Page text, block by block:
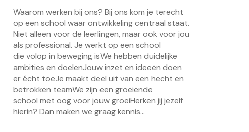
Waarom werken bij ons? Bij ons kom je terecht
op een school waar ontwikkeling centraal staat.
Niet alleen voor de leerlingen, maar ook voor jou
als professional. Je werkt op een school
die volop in beweging isWe hebben duidelijke
ambities en doelenJouw inzet en ideeën doen
er écht toeJe maakt deel uit van een hecht en
betrokken teamWe zijn een groeiende
school met oog voor jouw groeiHerken jij jezelf
hierin? Dan maken we graag kennis...